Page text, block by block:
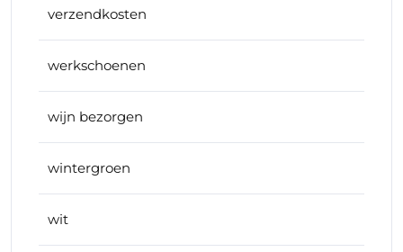
verzendkosten
werkschoenen
wijn bezorgen
wintergroen
wit